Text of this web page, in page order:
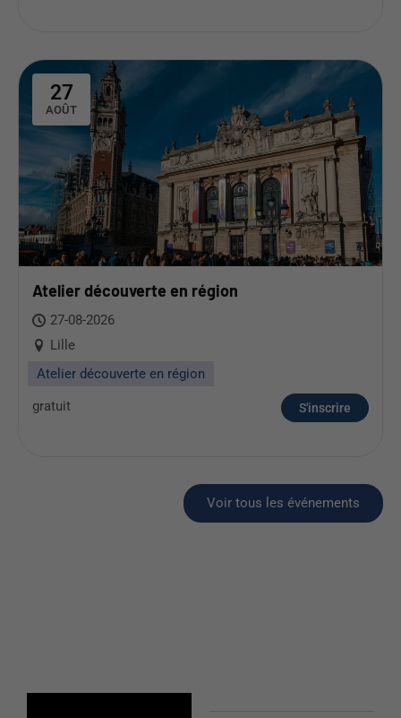
27
AOÛT
Atelier découverte en région
27-08-2026
Lille
Atelier découverte en région
gratuit
S'inscrire
Voir tous les événements